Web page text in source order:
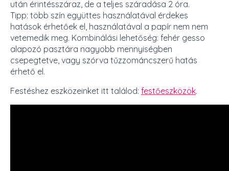
után érintésszáraz, de a teljes száradása 2 óra.
Tipp: több szín együttes használatával érdekes
hatások érhetőek el, használatával a papír nem nem
vetemedik meg. Kombinálási lehetőség: fehér gesso
alapozó pasztára nagyobb mennyiségben
csepegtetve, vagy szórva tűzzománcszerű hatás
érhető el.
Festéshez eszközeinket itt találod: festőeszközök.